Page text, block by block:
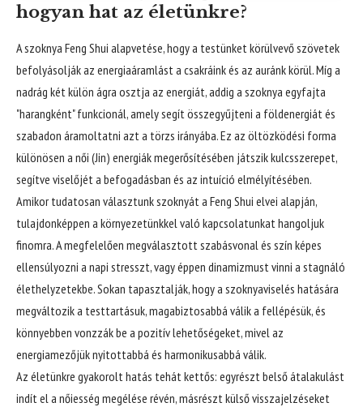
hogyan hat az életünkre?
A szoknya Feng Shui alapvetése, hogy a testünket körülvevő szövetek
befolyásolják az energiaáramlást a csakráink és az auránk körül. Míg a
nadrág két külön ágra osztja az energiát, addig a szoknya egyfajta
"harangként" funkcionál, amely segít összegyűjteni a földenergiát és
szabadon áramoltatni azt a törzs irányába. Ez az öltözködési forma
különösen a női (Jin) energiák megerősítésében játszik kulcsszerepet,
segítve viselőjét a befogadásban és az intuíció elmélyítésében.
Amikor tudatosan választunk szoknyát a Feng Shui elvei alapján,
tulajdonképpen a környezetünkkel való kapcsolatunkat hangoljuk
finomra. A megfelelően megválasztott szabásvonal és szín képes
ellensúlyozni a napi stresszt, vagy éppen dinamizmust vinni a stagnáló
élethelyzetekbe. Sokan tapasztalják, hogy a szoknyaviselés hatására
megváltozik a testtartásuk, magabiztosabbá válik a fellépésük, és
könnyebben vonzzák be a pozitív lehetőségeket, mivel az
energiamezőjük nyitottabbá és harmonikusabbá válik.
Az életünkre gyakorolt hatás tehát kettős: egyrészt belső átalakulást
indít el a nőiesség megélése révén, másrészt külső visszajelzéseket